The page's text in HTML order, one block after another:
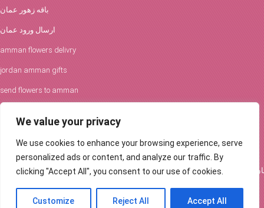
We value your privacy
We use cookies to enhance your browsing experience, serve
personalized ads or content, and analyze our traffic. By
clicking "Accept All", you consent to our use of cookies.
Customize Reject All Accept All
باقه زهور عمان
ارسال ورود عمان
amman flowers delivry
jordan amman gifts
send flowers to amman
افكار الورود والحفلات
توصيل ورود عمان
Flowers Delivery in Amman